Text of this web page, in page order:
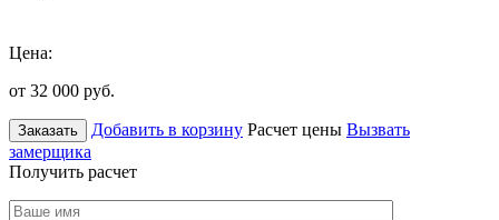
Цена:
от 32 000 руб.
Заказать Добавить в корзину Расчет цены Вызвать
замерщика
Получить расчет